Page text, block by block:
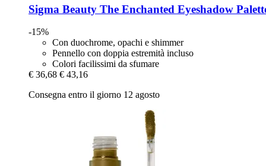
Sigma Beauty The Enchanted Eyeshadow
-15%
Con duochrome, opachi e shimmer
Pennello con doppia estremità incluso
Colori facilissimi da sfumare
€ 36,68 € 43,16
Consegna entro il giorno 12 agosto